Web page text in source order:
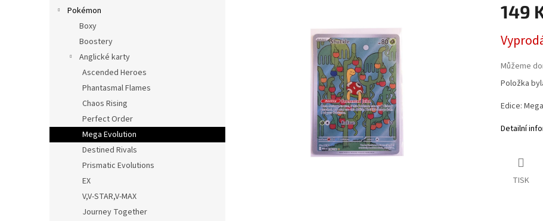
l
Pokémon
Boxy
Boostery
Anglické karty
Ascended Heroes
Phantasmal Flames
Chaos Rising
Perfect Order
Mega Evolution
Destined Rivals
Prismatic Evolutions
EX
V,V-STAR,V-MAX
Journey Together
149
cena:
Můžeme
Položka
Edice:
Detailní
TISK